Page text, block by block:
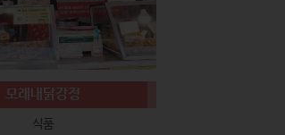
모래내닭강정
식품